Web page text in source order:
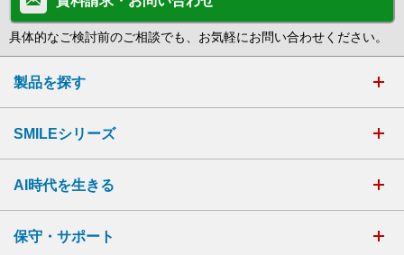
具体的なご検討前のご相談でも、お気軽にお問い合わせください。
製品を探す
SMILEシリーズ
AI時代を生きる
保守・サポート